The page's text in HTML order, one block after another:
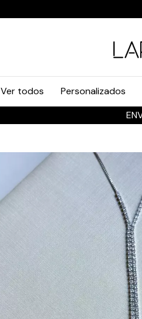
Ver todos Personalizados